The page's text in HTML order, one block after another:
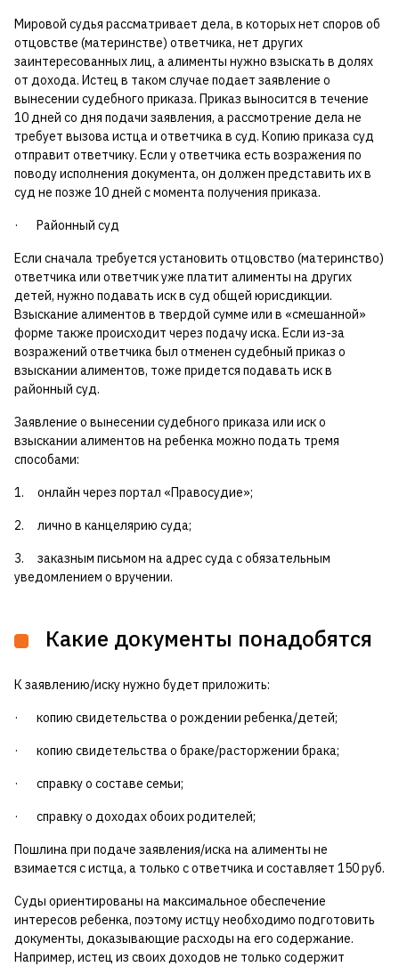
Мировой судья рассматривает дела, в которых нет споров об
отцовстве (материнстве) ответчика, нет других
заинтересованных лиц, а алименты нужно взыскать в долях
от дохода. Истец в таком случае подает заявление о
вынесении судебного приказа. Приказ выносится в течение
10 дней со дня подачи заявления, а рассмотрение дела не
требует вызова истца и ответчика в суд. Копию приказа суд
отправит ответчику. Если у ответчика есть возражения по
поводу исполнения документа, он должен представить их в
суд не позже 10 дней с момента получения приказа.
· Районный суд
Если сначала требуется установить отцовство (материнство)
ответчика или ответчик уже платит алименты на других
детей, нужно подавать иск в суд общей юрисдикции.
Взыскание алиментов в твердой сумме или в «смешанной»
форме также происходит через подачу иска. Если из-за
возражений ответчика был отменен судебный приказ о
взыскании алиментов, тоже придется подавать иск в
районный суд.
Заявление о вынесении судебного приказа или иск о
взыскании алиментов на ребенка можно подать тремя
способами:
1. онлайн через портал «Правосудие»;
2. лично в канцелярию суда;
3. заказным письмом на адрес суда с обязательным
уведомлением о вручении.
Какие документы понадобятся
К заявлению/иску нужно будет приложить:
· копию свидетельства о рождении ребенка/детей;
· копию свидетельства о браке/расторжении брака;
· справку о составе семьи;
· справку о доходах обоих родителей;
Пошлина при подаче заявления/иска на алименты не
взимается с истца, а только с ответчика и составляет 150 руб.
Суды ориентированы на максимальное обеспечение
интересов ребенка, поэтому истцу необходимо подготовить
документы, доказывающие расходы на его содержание.
Например, истец из своих доходов не только содержит